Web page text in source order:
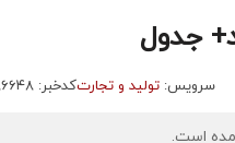
سرویس: تولید و تجارتکدخبر: ۷۸۶۶۴۸